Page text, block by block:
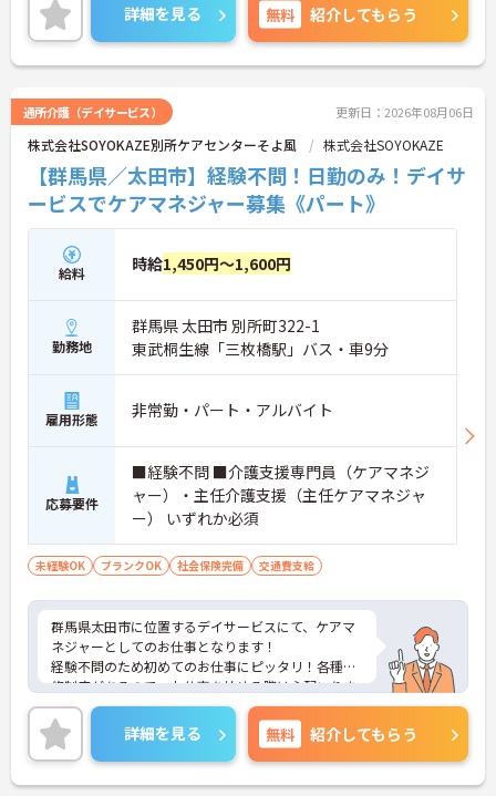
す】
・全国367拠点以上を展開する大手グループの運営
・定年は65歳で70歳までの再雇用制度が整っている
ため、長期的な視点でキャリアを築いていける安心
感があります
で、お気軽にご連絡ください。
詳細を見る 無料 紹介してもらう
通所介護（デイサービス） 更新日：2026年08月06日
株式会社SOYOKAZE別所ケアセンターそよ風 株式会社SOYOKAZE
【群馬県／太田市】経験不問！日勤のみ！デイサ
ービスでケアマネジャー募集《パート》
給料 時給1,450円～1,600円
勤務地
群馬県 太田市 別所町322-1
東武桐生線「三枚橋駅」バス・車9分
雇用形態 非常勤・パート・アルバイト
応募要件
■経験不問 ■介護支援専門員（ケアマネジ
ャー）・主任介護支援（主任ケアマネジャ
ー） いずれか必須
未経験OK ブランクOK 社会保険完備 交通費支給
群馬県太田市に位置するデイサービスにて、ケアマ
ネジャーとしてのお仕事となります！
経験不問のため初めてのお仕事にピッタリ！各種研
修制度があるので、お仕事を始める際は心配いりま
せん！
各種保険完備で生活も安心！週2日からの勤務可能
なので、無理なく働けます！
ご興味のある方はご面接のポイントをお伝えいたし
ますので、ご気軽にお問い合わせください。
詳細を見る 無料 紹介してもらう